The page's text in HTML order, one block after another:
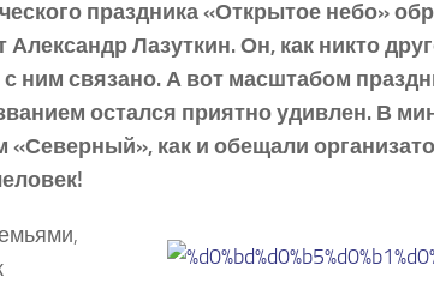
праздника «Открытое небо»
Лазуткин. Он, как никто
ним связано. А вот масштабом
остался приятно удивлен. В
«Северный», как и обещали